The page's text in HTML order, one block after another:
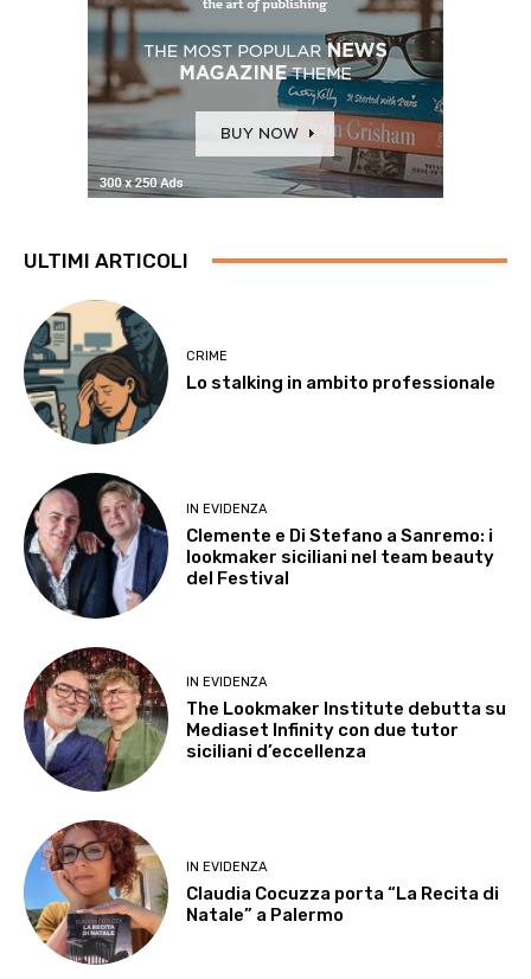
ULTIMI ARTICOLI
CRIME
Lo stalking in ambito professionale
IN EVIDENZA
Clemente e Di Stefano a Sanremo: i
lookmaker siciliani nel team beauty
del Festival
IN EVIDENZA
The Lookmaker Institute debutta su
Mediaset Infinity con due tutor
siciliani d’eccellenza
IN EVIDENZA
Claudia Cocuzza porta “La Recita di
Natale” a Palermo